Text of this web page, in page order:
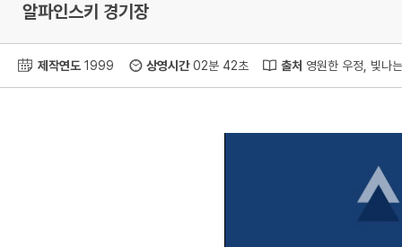
알파인스키 경기장
제작연도 1999 상영시간02분 42초 출처 영원한 우정, 빛나